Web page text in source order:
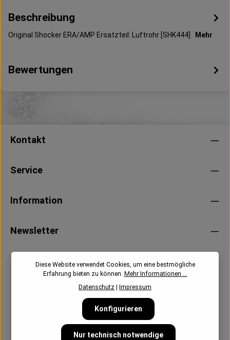
Beschreibung
Original Shocker ERA/AMP Ersatzteil: Luftrohr [SHK444] Mehr
Bewertungen
Kontakt
Service
Information
Newsletter
Diese Website verwendet Cookies, um eine bestmögliche
Erfahrung bieten zu können. Mehr Informationen ...
Datenschutz
Impressum
Nur technisch notwendige
Konfigurieren